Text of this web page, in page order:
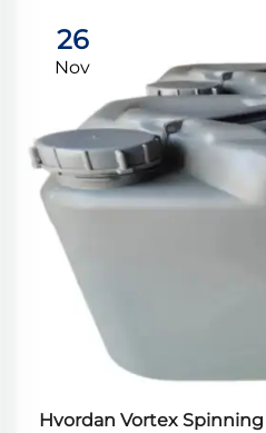
26
Nov
Hvordan Vortex